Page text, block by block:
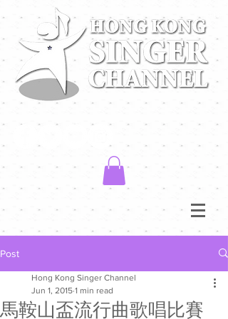
Post
馬鞍山盃流行曲歌唱比賽
Hong Kong Singer Channel
Jun 1, 2015 1 min read